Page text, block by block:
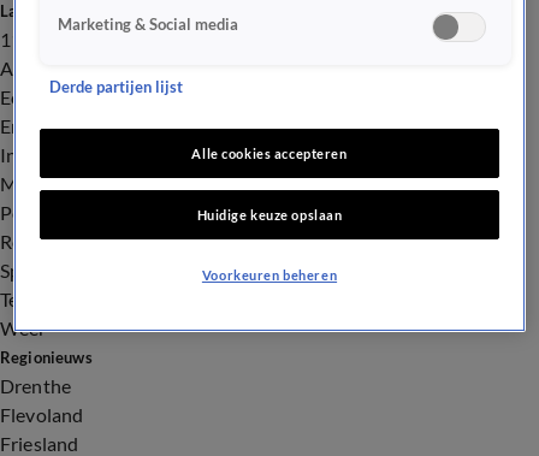
Laatste nieuws
112
Advies & Tips
Economie
Entertainment
Infrastructuur
Milieu en Gezondheid
Politiek
Royalty
Sport
Tech
Weer
Regionieuws
Drenthe
Flevoland
Friesland
Marketing & Social media
Derde partijen lijst
Alle cookies accepteren
Huidige keuze opslaan
Voorkeuren beheren